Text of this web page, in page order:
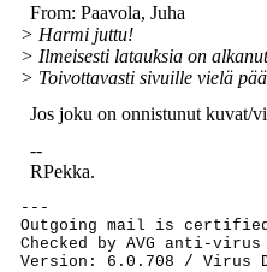
From: Paavola, Juha
> Harmi juttu!
> Ilmeisesti latauksia on
> Toivottavasti sivuille vielä
Jos joku on onnistunut kuvat/
--
RPekka.
---
Outgoing mail is
Checked by AVG anti-virus
Version: 6.0.708 / Virus